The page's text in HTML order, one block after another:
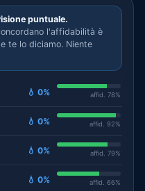
puntuale.
l'affidabilità è
te lo diciamo. Niente
💧 0% affid. 78%
💧 0% affid. 92%
💧 0% affid. 79%
💧 0% affid. 66%